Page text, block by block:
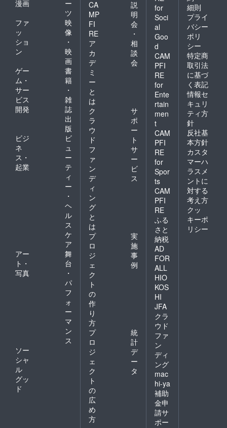
漫画
ー
ツ
ファ
ッ
ショ
ン
映
像
・
映
画
ゲー
ム・
サー
ビス
開発
書
籍
・
雑
誌
出
版
ビジ
ネ
ス・
起業
ビ
ュ
ー
テ
ィ
ー
・
ヘ
ル
ス
ケ
ア
アー
ト・
写真
舞
台
・
パ
フ
ォ
ー
マ
ン
ス
ソー
シャ
ル
グッ
ド
CA
MP
FI
RE
ア
カ
デ
ミ
ー
と
は
説
明
会
・
相
談
会
ク
ラ
ウ
ド
フ
ァ
ン
デ
ィ
ン
グ
と
は
サ
ポ
ー
ト
サ
ー
ビ
ス
プ
ロ
ジ
ェ
ク
ト
の
作
り
方
実
施
事
例
プ
ロ
ジ
ェ
ク
ト
の
広
め
方
統
計
デ
ー
タ
for
Soci
al
Goo
d
CAM
PFI
RE
for
Ente
rtain
men
t
CAM
PFI
RE
for
Spor
ts
CAM
PFI
RE
ふる
さと
納税
AD
FOR
ALL
HIO
KOS
HI
JFA
クラ
ウド
ファ
ン
ディ
ング
mac
hi-ya
補助
金申
請サ
ポー
細則
プライ
バシー
ポリ
シー
特定商
取引法
に基づ
く表記
情報セ
キュリ
ティ方
針
反社基
本方針
カスタ
マーハ
ラスメ
ントに
対する
考え方
クッ
キーポ
リシー